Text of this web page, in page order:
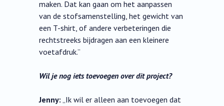
maken. Dat kan gaan om het aanpassen
van de stofsamenstelling, het gewicht van
een T-shirt, of andere verbeteringen die
rechtstreeks bijdragen aan een kleinere
voetafdruk.”
Wil je nog iets toevoegen over dit project?
Jenny: „Ik wil er alleen aan toevoegen dat